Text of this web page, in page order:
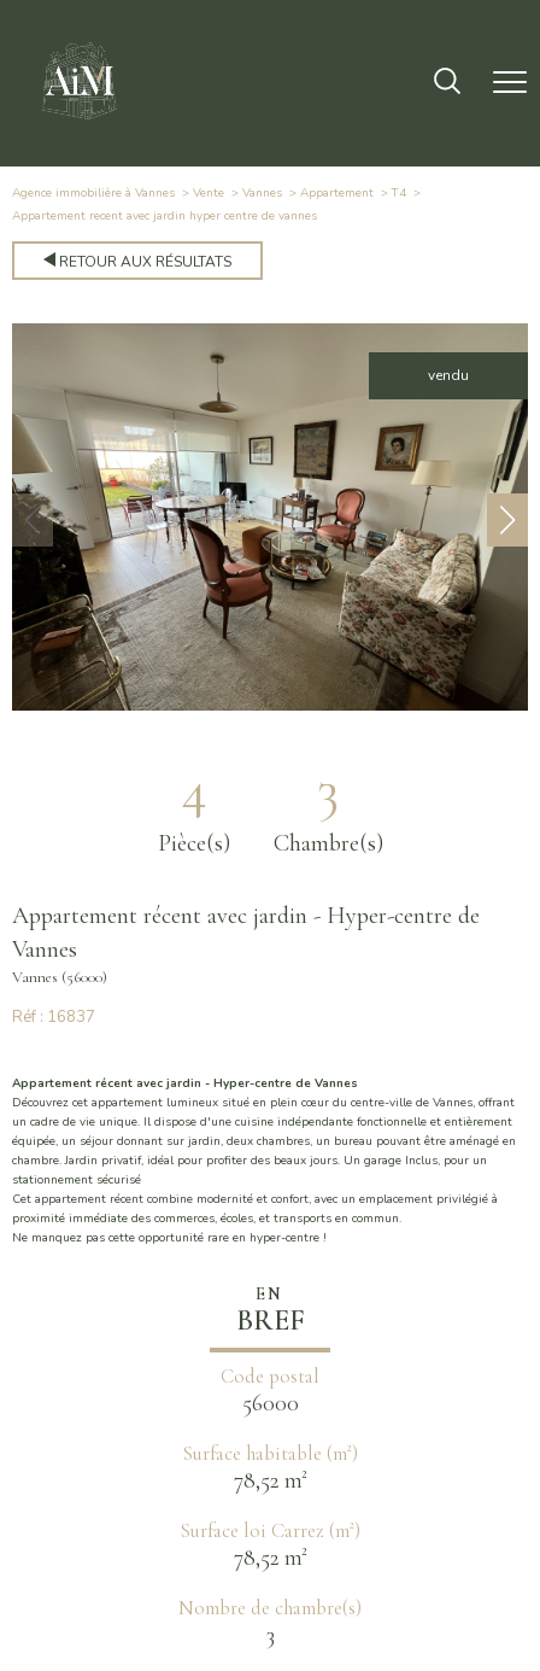
Agence immobilière à Vannes Vente Vannes Appartement
T4
appartement recent avec jardin hyper centre de vannes
RETOUR AUX RÉSULTATS
vendu
4
Pièce(s)
3
Chambre(s)
Appartement récent avec jardin - Hyper-centre de
Vannes
Vannes (56000)
Réf : 16837
Appartement récent avec jardin - Hyper-centre de Vannes
Découvrez cet appartement lumineux situé en plein cœur du centre-ville de Vannes, offrant
un cadre de vie unique. Il dispose d'une cuisine indépendante fonctionnelle et entièrement
équipée, un séjour donnant sur jardin, deux chambres, un bureau pouvant être aménagé en
chambre. Jardin privatif, idéal pour profiter des beaux jours. Un garage Inclus, pour un
stationnement sécurisé
Cet appartement récent combine modernité et confort, avec un emplacement privilégié à
proximité immédiate des commerces, écoles, et transports en commun.
Ne manquez pas cette opportunité rare en hyper-centre !
EN
BREF
Code postal
56000
Surface habitable (m²)
78,52 m²
Surface loi Carrez (m²)
78,52 m²
Nombre de chambre(s)
3